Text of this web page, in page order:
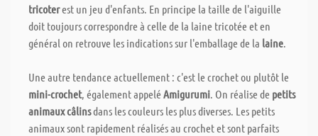
tricoterest un jeu d'enfants. En principe la taille de l'aiguille
doit toujours correspondre à celle de la laine tricotée et en
général on retrouve les indications sur l'emballage de la laine.
Une autre tendance actuellement : c'est le crochet ou plutôt le
mini-crochet, également appeléAmigurumi. On réalise de petits
animaux câlinsdans les couleurs les plus diverses. Les petits
animaux sont rapidement réalisés au crochet et sont parfaits